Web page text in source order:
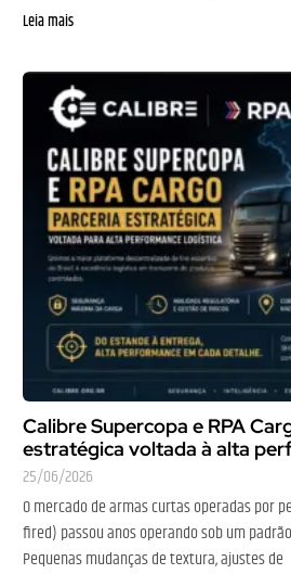
Leia mais
Calibre Supercopa e RPA
estratégica voltada à alta
25/06/2026
O mercado de armas curtas operadas por
fired) passou anos operando sob um
Pequenas mudanças de textura, ajustes de